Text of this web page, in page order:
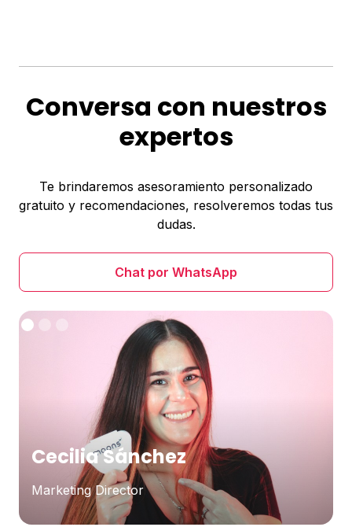
Conversa con nuestros
expertos
Te brindaremos asesoramiento personalizado
gratuito y recomendaciones, resolveremos todas tus
dudas.
Chat por WhatsApp
Cecilia Sánchez
Marketing Director